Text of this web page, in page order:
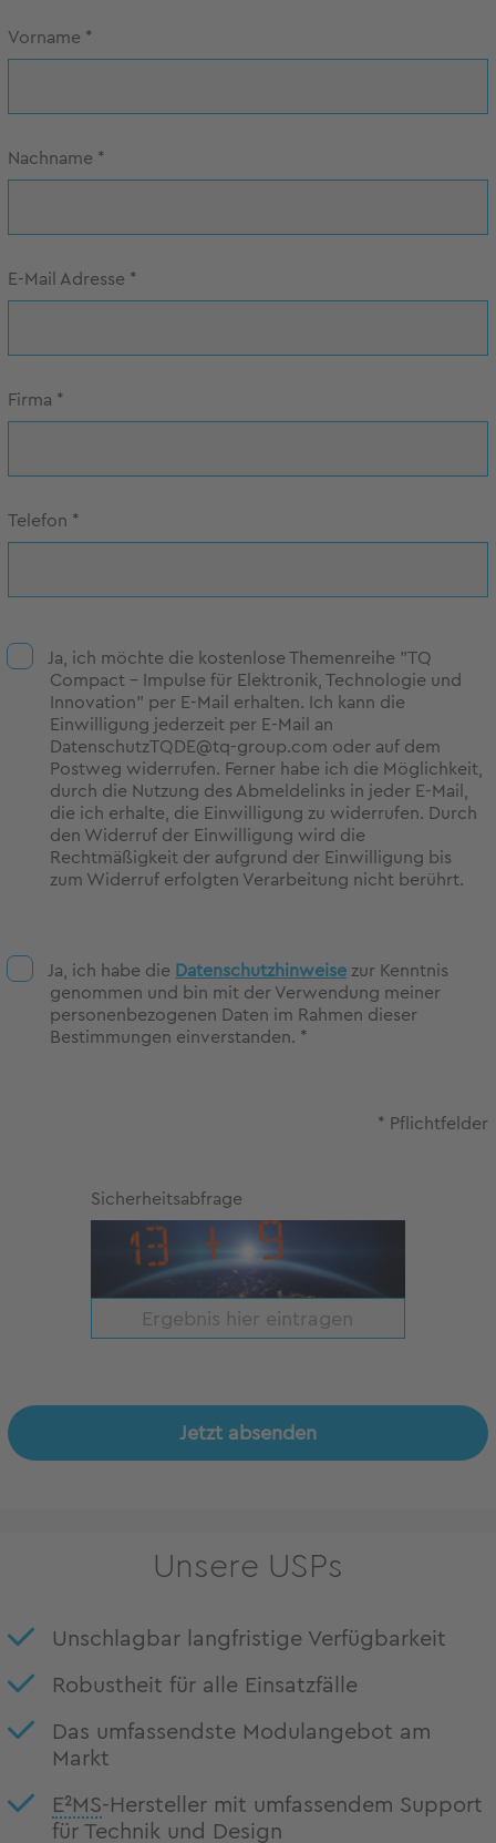
Vorname *
Nachname *
E-Mail Adresse *
Firma *
Telefon *
Ja, ich möchte die kostenlose Themenreihe "TQ
Compact - Impulse für Elektronik, Technologie und
Innovation" per E-Mail erhalten. Ich kann die
Einwilligung jederzeit per E-Mail an
DatenschutzTQDE@tq-group.com oder auf dem
Postweg widerrufen. Ferner habe ich die Möglichkeit,
durch die Nutzung des Abmeldelinks in jeder E-Mail,
die ich erhalte, die Einwilligung zu widerrufen. Durch
den Widerruf der Einwilligung wird die
Rechtmäßigkeit der aufgrund der Einwilligung bis
zum Widerruf erfolgten Verarbeitung nicht berührt.
Ja, ich habe die Datenschutzhinweise zur Kenntnis
genommen und bin mit der Verwendung meiner
personenbezogenen Daten im Rahmen dieser
Bestimmungen einverstanden. *
* Pflichtfelder
Sicherheitsabfrage
Jetzt absenden
Unsere USPs
Unschlagbar langfristige Verfügbarkeit
Robustheit für alle Einsatzfälle
Das umfassendste Modulangebot am
Markt
E²MS-Hersteller mit umfassendem Support
für Technik und Design